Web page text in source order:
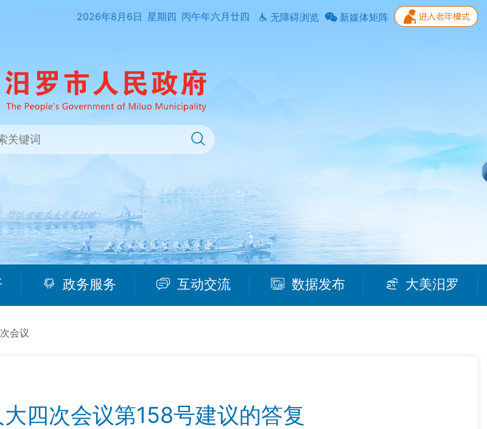
2026年8月6日 星期四 丙午年六月廿四 无障碍浏览 新媒体矩阵
政务服务 互动交流 数据发布 大美汨罗
会议
四次会议第158号建议的答复